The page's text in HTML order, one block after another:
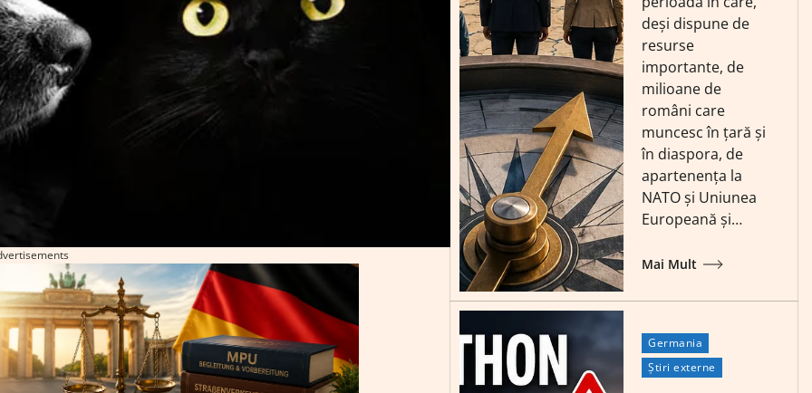
deși dispune de
resurse
importante, de
milioane de
români care
muncesc în țară și
în diaspora, de
apartenența la
NATO și Uniunea
Europeană și…
Mai Mult
Germania
Știri externe